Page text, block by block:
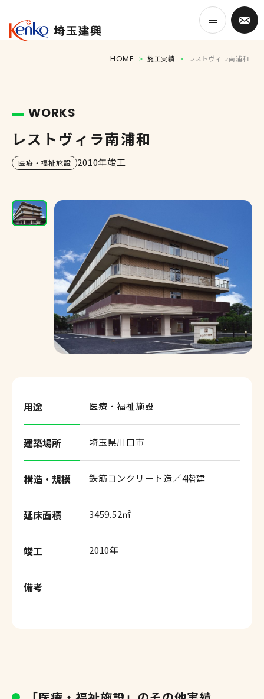
事業紹介
埼玉建興のつよみ
施工実績
会社案内
お知らせ
採用情報
サイトのご利用について
お問い合わせ
HOME > 施工実績 > レストヴィラ南浦和
WORKS
レストヴィラ南浦和
医療・福祉施設 2010年竣工
用途 医療・福祉施設
建築場所 埼玉県川口市
構造・規模 鉄筋コンクリート造／4階建
延床面積 3459.52㎡
竣工 2010年
備考